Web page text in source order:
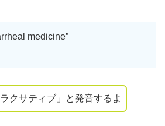
medicine”
クサティブ」と発音するよ